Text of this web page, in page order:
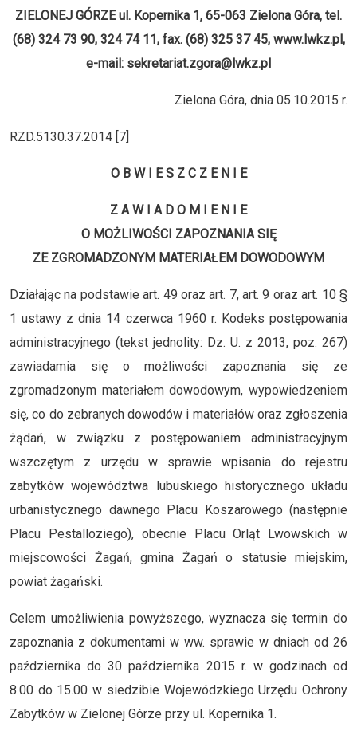
ZIELONEJ GÓRZE ul. Kopernika 1, 65-063 Zielona Góra, tel.
(68) 324 73 90, 324 74 11, fax. (68) 325 37 45, www.lwkz.pl,
e-mail: sekretariat.zgora@lwkz.pl
Zielona Góra, dnia 05.10.2015 r.
RZD.5130.37.2014 [7]
O B W I E S Z C Z E N I E
Z A W I A D O M I E N I E
O MOŻLIWOŚCI ZAPOZNANIA SIĘ
ZE ZGROMADZONYM MATERIAŁEM DOWODOWYM
Działając na podstawie art. 49 oraz art. 7, art. 9 oraz art. 10 §
1 ustawy z dnia 14 czerwca 1960 r. Kodeks postępowania
administracyjnego (tekst jednolity: Dz. U. z 2013, poz. 267)
zawiadamia się o możliwości zapoznania się ze
zgromadzonym materiałem dowodowym, wypowiedzeniem
się, co do zebranych dowodów i materiałów oraz zgłoszenia
żądań, w związku z postępowaniem administracyjnym
wszczętym z urzędu w sprawie wpisania do rejestru
zabytków województwa lubuskiego historycznego układu
urbanistycznego dawnego Placu Koszarowego (następnie
Placu Pestalloziego), obecnie Placu Orląt Lwowskich w
miejscowości Żagań, gmina Żagań o statusie miejskim,
powiat żagański.
Celem umożliwienia powyższego, wyznacza się termin do
zapoznania z dokumentami w ww. sprawie w dniach od 26
października do 30 października 2015 r. w godzinach od
8.00 do 15.00 w siedzibie Wojewódzkiego Urzędu Ochrony
Zabytków w Zielonej Górze przy ul. Kopernika 1.